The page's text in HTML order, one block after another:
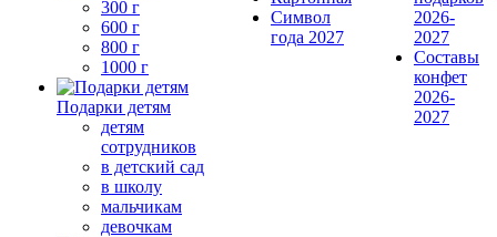
300 г
600 г
800 г
1000 г
Подарки детям
детям
сотрудников
в детский сад
в школу
мальчикам
девочкам
Символ
года 2027
2026-
2027
Составы
конфет
2026-
2027